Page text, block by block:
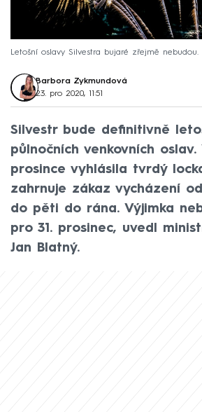
Letošní oslavy Silvestra bujaré zřejmě nebudou.
Barbora Zykmundová
23. pro 2020, 11:51
Silvestr bude definitivně
půlnočních venkovních
prosince vyhlásila tvrdý
zahrnuje zákaz vycházení
do pěti do rána. Výjimka
pro 31. prosinec, uvedl
Jan Blatný.